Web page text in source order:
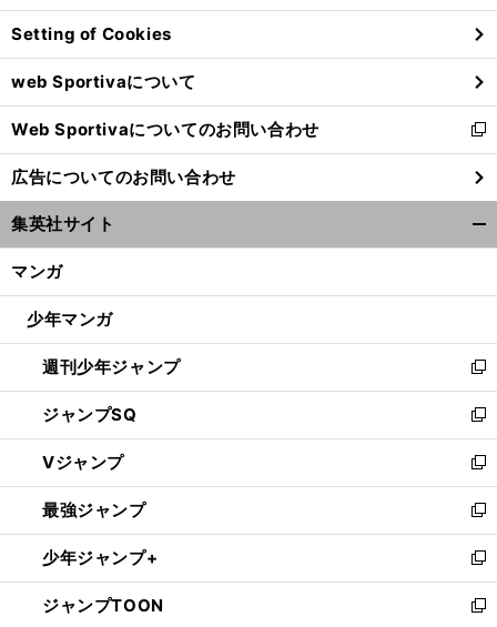
】 【
F
】
ン
ド
ウ
で
開
く
Setting of Cookies
web Sportivaについて
Web Sportivaについてのお問い合わせ
新
し
い
ウ
ィ
ン
ウ
開
く
広告についてのお問い合わせ
集英社サイト
マンガ
少年マンガ
週刊少年ジャンプ
新
し
い
ウ
ィ
ン
ド
ウ
で
開
く
ジャンプSQ
新
し
い
ウ
ィ
ン
ド
ウ
で
Vジャンプ
新
し
い
ウ
ィ
ン
ド
最強ジャンプ
新
し
い
ウ
ィ
少年ジャンプ+
新
し
い
ジャンプTOON
新